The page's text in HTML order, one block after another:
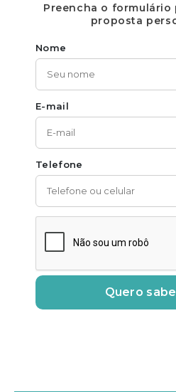
Preencha o formulário
proposta
Nome
E-mail
Telefone